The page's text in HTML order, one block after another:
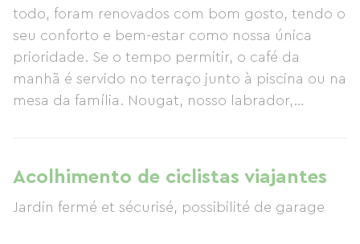
todo, foram renovados com bom gosto, tendo o
seu conforto e bem-estar como nossa única
prioridade. Se o tempo permitir, o café da
manhã é servido no terraço junto à piscina ou na
mesa da família. Nougat, nosso labrador,
Acolhimento de ciclistas viajantes
Jardin fermé et sécurisé, possibilité de garage